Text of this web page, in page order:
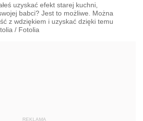
uzyskać efekt starej kuchni,
babci? Jest to możliwe. Można
z wdziękiem i uzyskać dzięki temu
/ Fotolia